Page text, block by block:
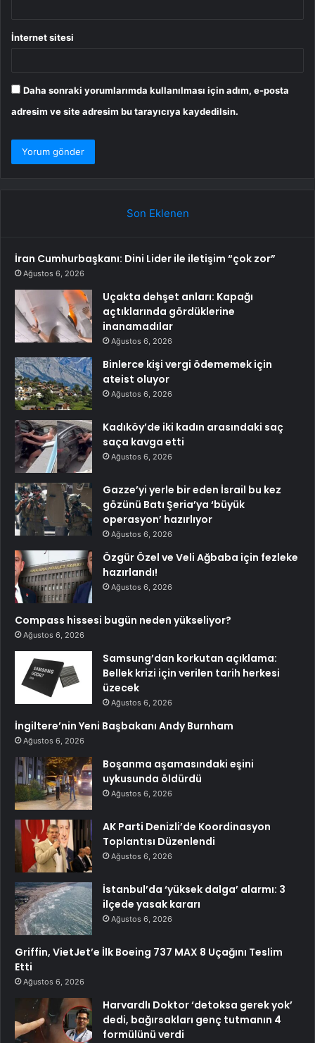
İnternet sitesi
Daha sonraki yorumlarımda kullanılması için adım, e-posta
adresim ve site adresim bu tarayıcıya kaydedilsin.
Son Eklenen
İran Cumhurbaşkanı: Dini Lider ile iletişim “çok zor”
Ağustos 6, 2026
Uçakta dehşet anları: Kapağı
açtıklarında gördüklerine
inanamadılar
Ağustos 6, 2026
Binlerce kişi vergi ödememek için
ateist oluyor
Ağustos 6, 2026
Kadıköy’de iki kadın arasındaki saç
saça kavga etti
Ağustos 6, 2026
Gazze’yi yerle bir eden İsrail bu kez
gözünü Batı Şeria’ya ‘büyük
operasyon’ hazırlıyor
Ağustos 6, 2026
Özgür Özel ve Veli Ağbaba için fezleke
hazırlandı!
Ağustos 6, 2026
Compass hissesi bugün neden yükseliyor?
Ağustos 6, 2026
Samsung’dan korkutan açıklama:
Bellek krizi için verilen tarih herkesi
üzecek
Ağustos 6, 2026
İngiltere’nin Yeni Başbakanı Andy Burnham
Ağustos 6, 2026
Boşanma aşamasındaki eşini
uykusunda öldürdü
Ağustos 6, 2026
AK Parti Denizli’de Koordinasyon
Toplantısı Düzenlendi
Ağustos 6, 2026
İstanbul’da ‘yüksek dalga’ alarmı: 3
ilçede yasak kararı
Ağustos 6, 2026
Griffin, VietJet’e İlk Boeing 737 MAX 8 Uçağını Teslim
Etti
Ağustos 6, 2026
Harvardlı Doktor ‘detoksa gerek yok’
dedi, bağırsakları genç tutmanın 4
formülünü verdi